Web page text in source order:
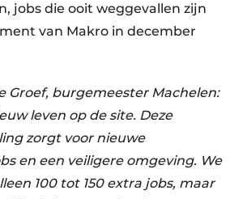
jobs die ooit weggevallen zijn
van Makro in december
Groef, burgemeester Machelen:
leven op de site. Deze
zorgt voor nieuwe
en een veiligere omgeving. We
100 tot 150 extra jobs, maar